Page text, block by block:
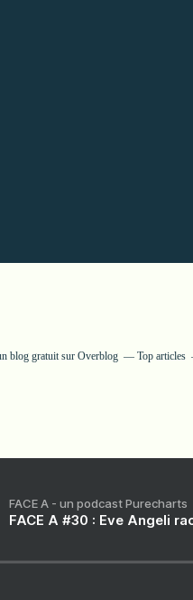
blog gratuit sur Overblog Top articles
FACE A - un podcast Purecharts
FACE A #30 : Eve Angeli